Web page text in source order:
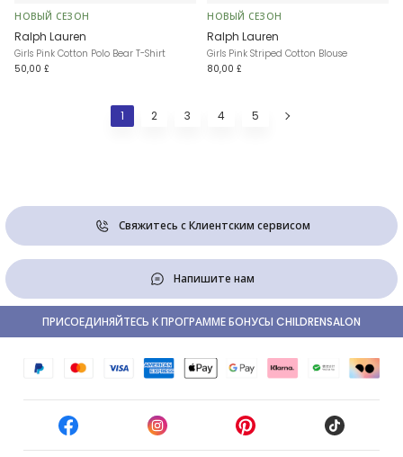
НОВЫЙ СЕЗОН
Ralph Lauren
Girls Pink Cotton Polo Bear T-Shirt
50,00 £
НОВЫЙ СЕЗОН
Ralph Lauren
Girls Pink Striped Cotton Blouse
80,00 £
1 2 3 4 5
Свяжитесь с Клиентским сервисом
Напишите нам
ПРИСОЕДИНЯЙТЕСЬ К ПРОГРАММЕ БОНУСЫ CHILDRENSALON